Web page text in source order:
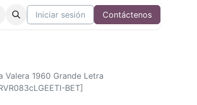
Iniciar sesión Contáctenos
Valera 1960 Grande Letra
BET]